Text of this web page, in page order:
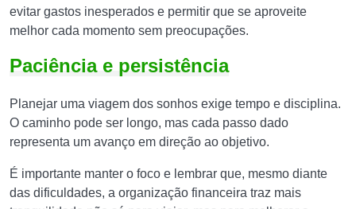
evitar gastos inesperados e permitir que se aproveite
melhor cada momento sem preocupações.
Paciência e persistência
Planejar uma viagem dos sonhos exige tempo e disciplina.
O caminho pode ser longo, mas cada passo dado
representa um avanço em direção ao objetivo.
É importante manter o foco e lembrar que, mesmo diante
das dificuldades, a organização financeira traz mais